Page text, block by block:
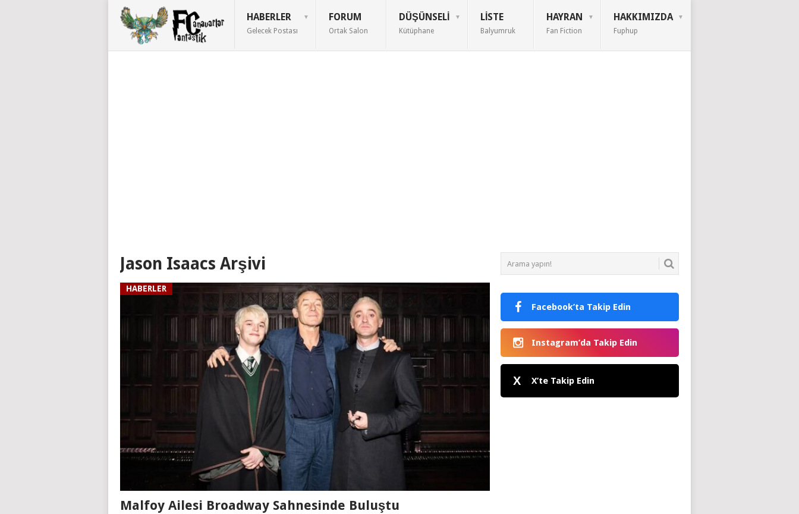
HABERLER
Gelecek Postası
FORUM
Ortak Salon
DÜŞÜNSELI
Kütüphane
LISTE
Balyumruk
HAYRAN
Fan Fiction
HAKKIMIZDA
Fuphup
Jason Isaacs Arşivi
HABERLER
Malfoy Ailesi Broadway Sahnesinde Buluştu
Facebook’ta Takip Edin
Instagram’da Takip Edin
X X’te Takip Edin